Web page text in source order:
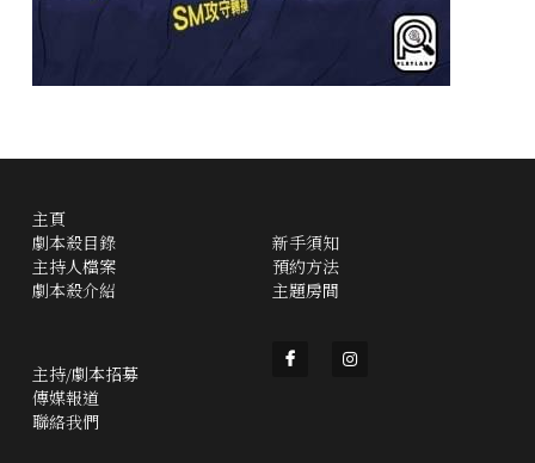
主頁
劇本殺目錄
主持人檔案
劇本殺介紹
新手須知
預約方法
主題房間
主持/劇本招募
傳媒報道
聯絡我們